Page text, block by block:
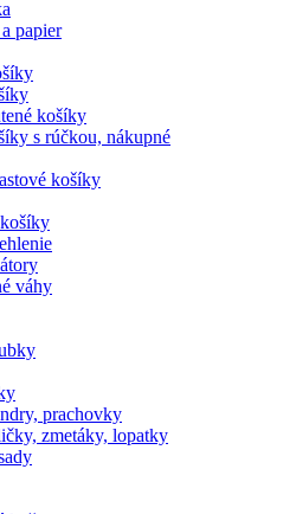
papier
košíky
s rúčkou, nákupné
košíky
váhy
prachovky
zmetáky, lopatky